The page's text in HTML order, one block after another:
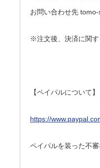
お問い合わせ先
※注文後、決済に関
【ペイパルについて】
https://
ペイパルを装った不